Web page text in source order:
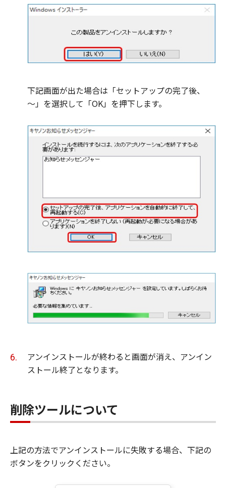
下記画面が出た場合は「セットアップの完了後、
～」を選択して「OK」を押下します。
アンインストールが終わると画面が消え、アンイン
ストール終了となります。
削除ツールについて
上記の方法でアンインストールに失敗する場合、下記の
ボタンをクリックください。